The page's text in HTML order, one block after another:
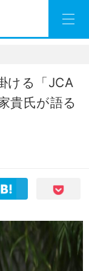
ける「JCA
貴氏が語る